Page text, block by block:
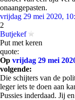
onaangepasten.
vrijdag 29 mei 2020,
2
Butjekef
Put met keren
quote:
Op vrijdag 29 mei
volgende:
Die schijters van de
leger iets te doen aan
Pussies inderdaad. Jij